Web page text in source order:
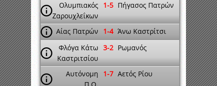
Ολυμπιακός
Ζαρουχλεΐκων
1-5 Πήγασος Πατρών
Αίας Πατρών 1-4 Άνω Καστρίτσι
Φλόγα Κάτω
Καστριτσίου
3-2 Ρωμανός
Αυτόνομη
1-7 Αετός Ρίου